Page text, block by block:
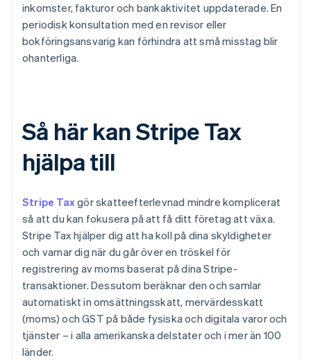
inkomster, fakturor och bankaktivitet uppdaterade. En
periodisk konsultation med en revisor eller
bokföringsansvarig kan förhindra att små misstag blir
ohanterliga.
Så här kan Stripe Tax
hjälpa till
Stripe Taxgör skatteefterlevnad mindre komplicerat
så att du kan fokusera på att få ditt företag att växa.
Stripe Tax hjälper dig att ha koll på dina skyldigheter
och varnar dig när du går över en tröskel för
registrering av moms baserat på dina Stripe-
transaktioner. Dessutom beräknar den och samlar
automatiskt in omsättningsskatt, mervärdesskatt
(moms) och GST på både fysiska och digitala varor och
tjänster – i alla amerikanska delstater och i mer än 100
länder.